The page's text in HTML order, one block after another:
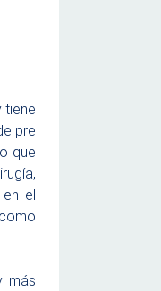
tiene
pre
que
el
más